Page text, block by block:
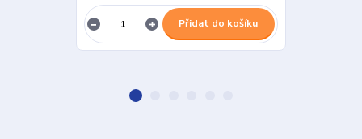
Přidat do košíku